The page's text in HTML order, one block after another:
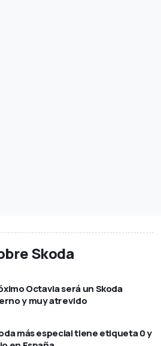
Skoda
Octavia será un Skoda
y muy atrevido
más especial tiene etiqueta 0 y